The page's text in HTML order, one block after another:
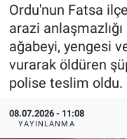
Ordu'nun Fatsa
arazi
ağabeyi, yengesi
vurarak öldüren
polise teslim oldu.
08.07.2026 - 11:08
YAYINLANMA
Son Dakika
Haber Arşivi